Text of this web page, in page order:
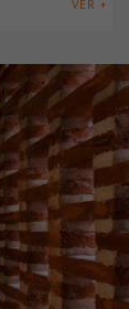
VER +